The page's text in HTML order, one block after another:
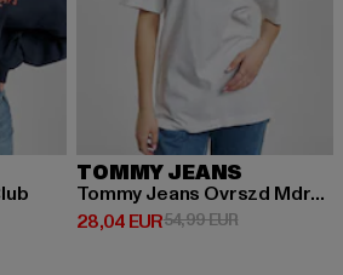
124,99 EUR
TOMMY JEANS
Tommy Jeans Ovrszd Mdrn Prp 2
28,04 EUR
Derzeitiger Preis: 28,04 EUR
54,99 EURAktionspreis: